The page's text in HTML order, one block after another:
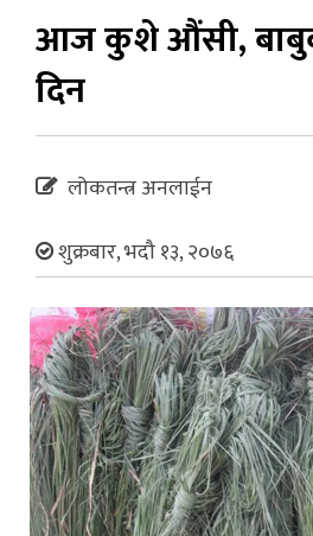
आज कुशे औंसी,
दिन
लोकतन्त्र अनलाईन
शुक्रबार, भदौ १३, २०७६